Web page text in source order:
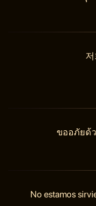
ขออภัยด้
No estamos